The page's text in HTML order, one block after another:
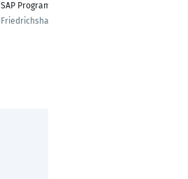
SAP Program Lead
Friedrichshafen